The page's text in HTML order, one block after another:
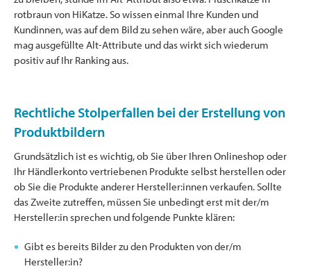
rotbraun von HiKatze. So wissen einmal Ihre Kunden und
Kundinnen, was auf dem Bild zu sehen wäre, aber auch Google
mag ausgefüllte Alt-Attribute und das wirkt sich wiederum
positiv auf Ihr Ranking aus.
Rechtliche Stolperfallen bei der Erstellung von
Produktbildern
Grundsätzlich ist es wichtig, ob Sie über Ihren Onlineshop oder
Ihr Händlerkonto vertriebenen Produkte selbst herstellen oder
ob Sie die Produkte anderer Hersteller:innen verkaufen. Sollte
das Zweite zutreffen, müssen Sie unbedingt erst mit der/m
Hersteller:in sprechen und folgende Punkte klären:
Gibt es bereits Bilder zu den Produkten von der/m
Hersteller:in?